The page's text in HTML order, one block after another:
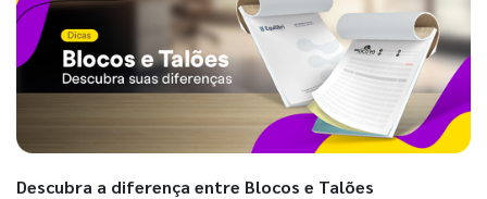
Descubra a diferença entre Blocos e Talões